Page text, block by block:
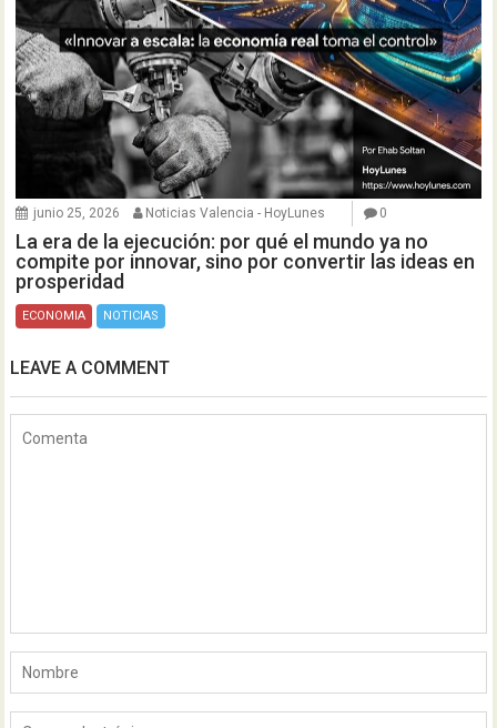
junio 25, 2026 Noticias Valencia - HoyLunes 0
La era de la ejecución: por qué el mundo ya no
compite por innovar, sino por convertir las ideas en
prosperidad
ECONOMIA NOTICIAS
LEAVE A COMMENT